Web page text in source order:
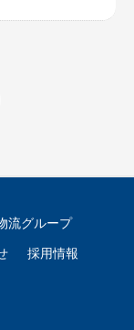
流グループ
採用情報